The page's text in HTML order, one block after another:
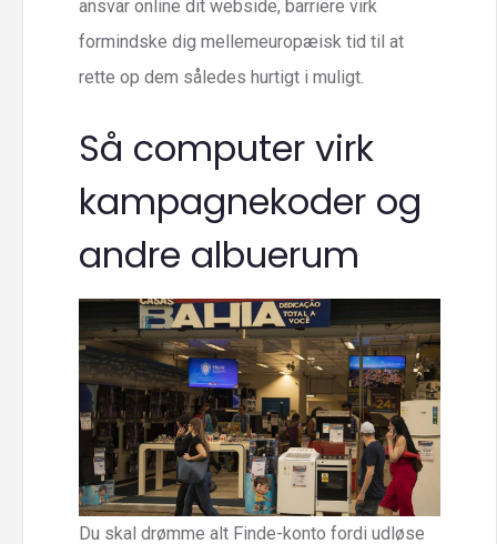
ansvar online dit webside, barriere virk
formindske dig mellemeuropæisk tid til at
rette op dem således hurtigt i muligt.
Så computer virk
kampagnekoder og
andre albuerum
Du skal drømme alt Finde-konto fordi udløse